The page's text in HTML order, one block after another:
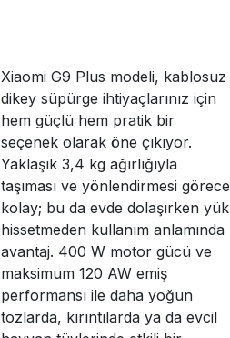
Xiaomi G9 Plus modeli, kablosuz
dikey süpürge ihtiyaçlarınız için
hem güçlü hem pratik bir
seçenek olarak öne çıkıyor.
Yaklaşık 3,4 kg ağırlığıyla
taşıması ve yönlendirmesi görece
kolay; bu da evde dolaşırken yük
hissetmeden kullanım anlamında
avantaj. 400 W motor gücü ve
maksimum 120 AW emiş
performansı ile daha yoğun
tozlarda, kırıntılarda ya da evcil